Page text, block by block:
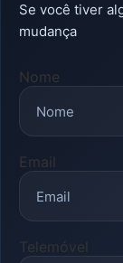
Se você tiver
mudança
Nome
Email
Telemóvel